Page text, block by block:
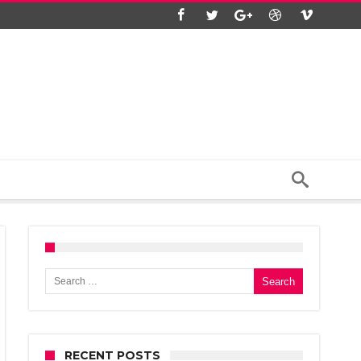
Search for:
RECENT POSTS